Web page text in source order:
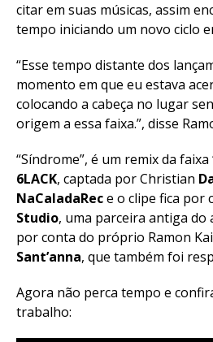
citar em suas músicas, assim
tempo iniciando um novo ciclo
“Esse tempo distante dos
momento em que eu estava
colocando a cabeça no lugar
origem a essa faixa.”, disse
“Síndrome”, é um remix da faixa
6LACK, captada por Christian
NaCaladaRece o clipe fica por
Studio, uma parceira antiga do
por conta do próprio Ramon
Sant’anna, que também foi
Agora não perca tempo e
trabalho: